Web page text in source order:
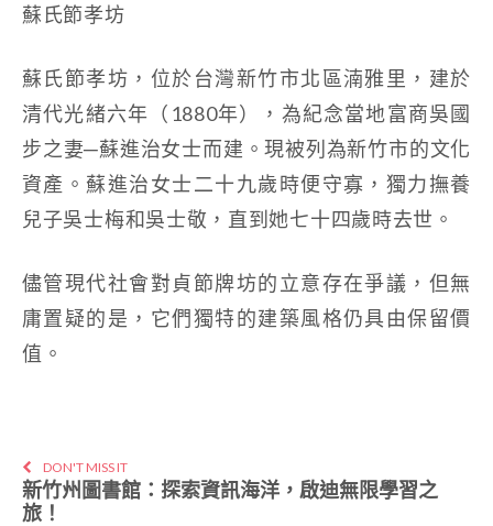
蘇氏節孝坊
蘇氏節孝坊，位於台灣新竹市北區湳雅里，建於
清代光緒六年（1880年），為紀念當地富商吳國
步之妻─蘇進治女士而建。現被列為新竹市的文化
資產。蘇進治女士二十九歲時便守寡，獨力撫養
兒子吳士梅和吳士敬，直到她七十四歲時去世。
儘管現代社會對貞節牌坊的立意存在爭議，但無
庸置疑的是，它們獨特的建築風格仍具由保留價
值。
DON'T MISS IT
新竹州圖書館：探索資訊海洋，啟迪無限學習之
旅！